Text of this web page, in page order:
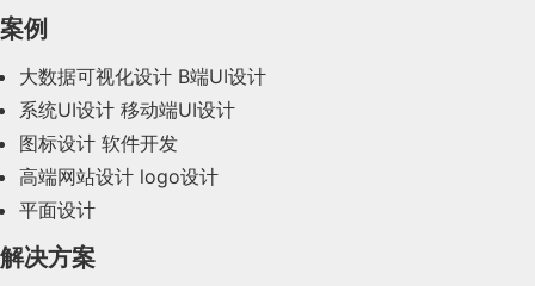
2023年10月(14)
2023年8月(88)
2023年7月(62)
案例
大数据可视化设计 B端UI设计
系统UI设计 移动端UI设计
图标设计 软件开发
高端网站设计 logo设计
平面设计
解决方案